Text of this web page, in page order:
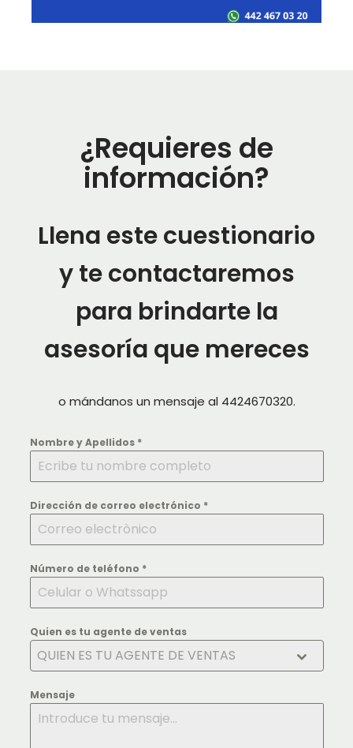
¿Requieres de
información?
Llena este cuestionario
y te contactaremos
para brindarte la
asesoría que mereces
o mándanos un mensaje al 4424670320.
Nombre y Apellidos *
Dirección de correo electrónico *
Número de teléfono *
Quien es tu agente de ventas
QUIEN ES TU AGENTE DE VENTAS
Mensaje